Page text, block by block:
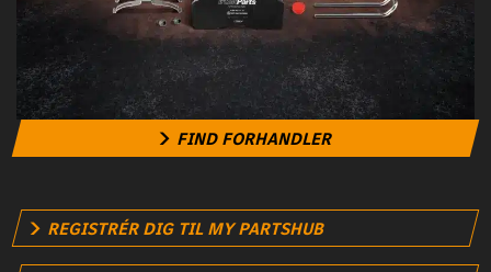
FIND FORHANDLER
REGISTRÉR DIG TIL MY PARTSHUB